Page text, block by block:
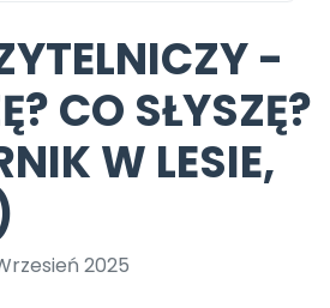
-
CO SŁYSZĘ?
W LESIE,
2025